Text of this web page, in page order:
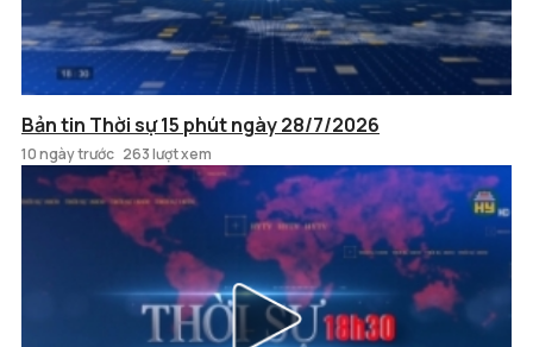
Bản tin Thời sự 15 phút ngày 28/7/2026
10 ngày trước 263 lượt xem